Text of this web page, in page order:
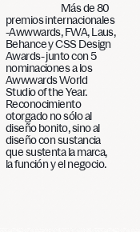
Más de 80
premios internacionales
-Awwwards, FWA, Laus,
Behance y CSS Design
Awards- junto con 5
nominaciones a los
Awwwards World
Studio of the Year.
Reconocimiento
otorgado no sólo al
diseño bonito, sino al
diseño con sustancia
que sustenta la marca,
la función y el negocio.